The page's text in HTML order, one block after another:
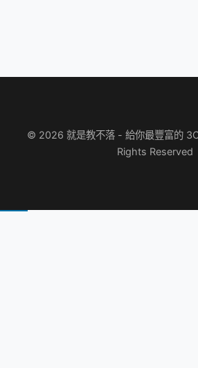
© 2026 就是教不落 - 給你最豐富的
Rights Reserved